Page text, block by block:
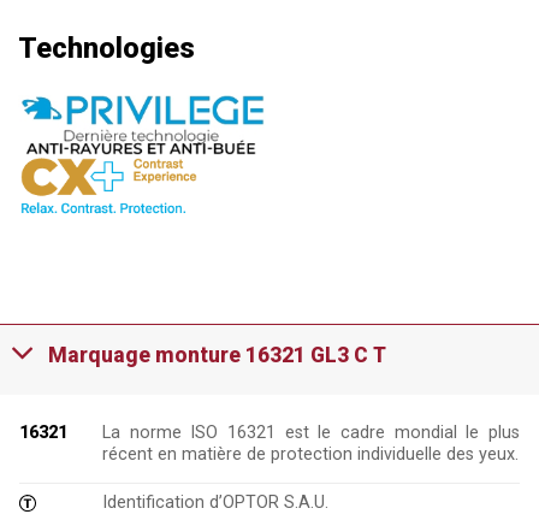
Technologies
Marquage monture 16321 GL3 C T
16321
La norme ISO 16321 est le cadre mondial le plus
récent en matière de protection individuelle des yeux.
Identification d’OPTOR S.A.U.